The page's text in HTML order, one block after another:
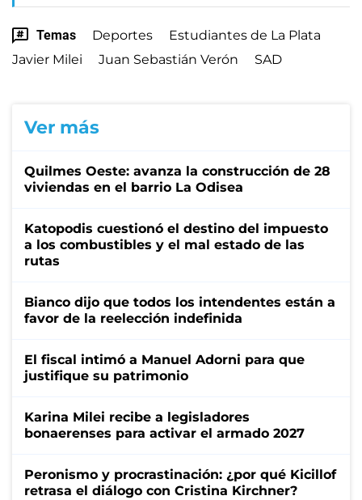
Temas Deportes
Estudiantes de La Plata
Javier Milei
Juan Sebastián Verón SAD
Ver más
Quilmes Oeste: avanza la construcción de 28
viviendas en el barrio La Odisea
Katopodis cuestionó el destino del impuesto
a los combustibles y el mal estado de las
rutas
Bianco dijo que todos los intendentes están a
favor de la reelección indefinida
El fiscal intimó a Manuel Adorni para que
justifique su patrimonio
Karina Milei recibe a legisladores
bonaerenses para activar el armado 2027
Peronismo y procrastinación: ¿por qué Kicillof
retrasa el diálogo con Cristina Kirchner?